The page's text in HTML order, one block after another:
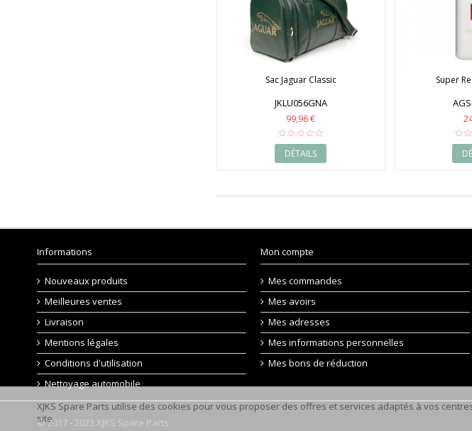
Sac Jaguar Classic
JKLU056GNA
99,96 €
DÉTAILS
Super
Informations
Nouveaux produits
Meilleures ventes
Livraison
Mentions légales
Conditions d'utilisation
Nettoyage automobile
Mon compte
Mes commandes
Mes avoirs
Mes adresses
Mes informations personnelles
Mes bons de réduction
© 2017 - 2023 XJKS Spare Parts
XJKS Spare Parts utilise des cookies pour vous proposer des offres et services adaptés à vos
site.